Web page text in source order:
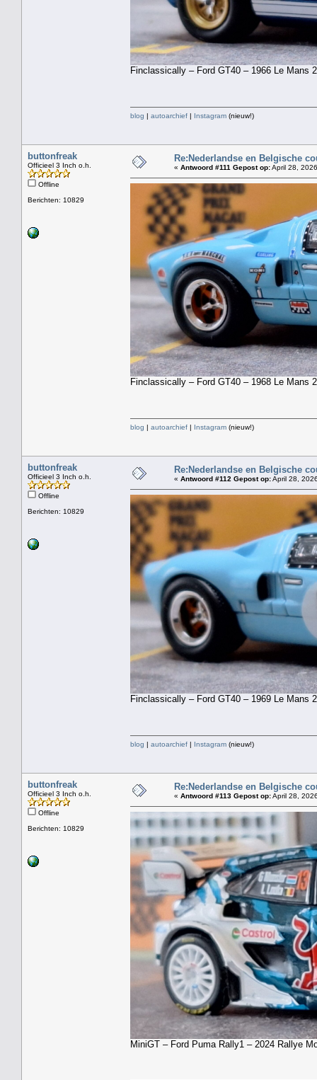
Finclassically – Ford GT40 – 1966 Le Mans
blog | autoarchief | Instagram (nieuw!)
buttonfreak
Officieel 3 Inch o.h.
Offline
Berichten: 10829
Re:Nederlandse en Belgische
« Antwoord #111 Gepost op:April 28,
Finclassically – Ford GT40 – 1968 Le Mans
blog | autoarchief | Instagram (nieuw!)
buttonfreak
Officieel 3 Inch o.h.
Offline
Berichten: 10829
Re:Nederlandse en Belgische
« Antwoord #112 Gepost op:April 28,
Finclassically – Ford GT40 – 1969 Le Mans
blog | autoarchief | Instagram (nieuw!)
buttonfreak
Officieel 3 Inch o.h.
Offline
Berichten: 10829
Re:Nederlandse en Belgische
« Antwoord #113 Gepost op:April 28,
MiniGT – Ford Puma Rally1 – 2024 Rallye